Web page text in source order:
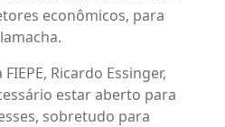
econômicos, para
Ricardo Essinger,
estar aberto para
sobretudo para